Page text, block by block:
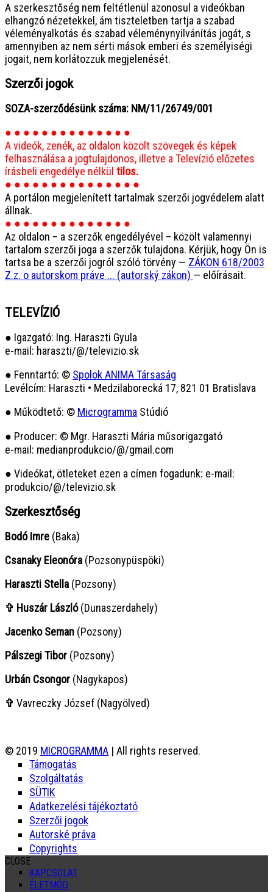
A szerkesztőség nem feltétlenül azonosul a videókban
elhangzó nézetekkel, ám tiszteletben tartja a szabad
véleményalkotás és szabad véleménynyilvánítás jogát, s
amennyiben az nem sérti mások emberi és személyiségi
jogait, nem korlátozzuk megjelenését.
Szerzői jogok
SOZA-szerződésünk száma: NM/11/26749/001
● ● ● ● ● ● ● ● ● ● ● ● ● ●
A videók, zenék, az oldalon közölt szövegek és képek
felhasználása a jogtulajdonos, illetve a Televízió előzetes
írásbeli engedélye nélkül tilos.
● ● ● ● ● ● ● ● ● ● ● ● ● ● ●
A portálon megjelenített tartalmak szerzői jogvédelem alatt
állnak.
● ● ● ● ● ● ● ● ● ● ● ● ● ●
Az oldalon – a szerzők engedélyével – közölt valamennyi
tartalom szerzői joga a szerzők tulajdona. Kérjük, hogy Ön is
tartsa be a szerzői jogról szóló törvény — ZÁKON 618/2003
Z.z. o autorskom práve ... (autorský zákon) — előírásait.
TELEVÍZIÓ
● Igazgató: Ing. Haraszti Gyula
e-mail: haraszti/@/televizio.sk
● Fenntartó: © Spolok ANIMA Társaság
Levélcím: Haraszti • Medzilaborecká 17, 821 01 Bratislava
● Működtető: © Microgramma Stúdió
● Producer: © Mgr. Haraszti Mária műsorigazgató
e-mail: medianprodukcio/@/gmail.com
● Videókat, ötleteket ezen a címen fogadunk: e-mail:
produkcio/@/televizio.sk
Szerkesztőség
Bodó Imre (Baka)
Csanaky Eleonóra (Pozsonypüspöki)
Haraszti Stella (Pozsony)
✞ Huszár László(Dunaszerdahely)
Jacenko Seman (Pozsony)
Pálszegi Tibor (Pozsony)
Urbán Csongor (Nagykapos)
✞ Vavreczky József (Nagyölved)
© 2019 MICROGRAMMA | All rights reserved.
Támogatás
Szolgáltatás
SÜTIK
Adatkezelési tájékoztató
Szerzői jogok
Autorské práva
Copyrights
CLOSE
KAPCSOLAT
ÉLETMÓD